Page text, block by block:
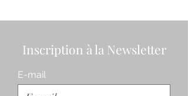
Inscription à la Newsletter
E-mail